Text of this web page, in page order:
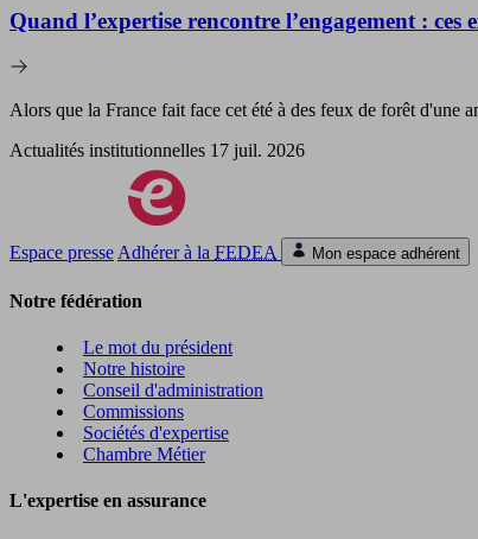
Quand l’expertise rencontre l’engagement :
Alors que la France fait face cet été à des feux de forêt d'une
Actualités institutionnelles 17 juil. 2026
Espace presse Adhérer à la FEDEA Mon espace adhérent
Notre fédération
Le mot du président
Notre histoire
Conseil d'administration
Commissions
Sociétés d'expertise
Chambre Métier
L'expertise en assurance